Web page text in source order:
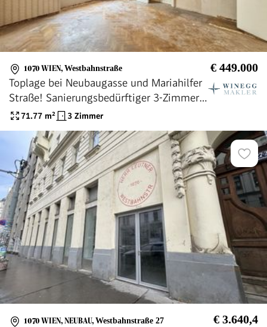
1070 WIEN, Westbahnstraße € 449.000
Toplage bei Neubaugasse und Mariahilfer
Straße! Sanierungsbedürftiger 3-Zimmer-
Altbau im 2. Stock
71.77 m² 3 Zimmer
1070 WIEN, NEUBAU, Westbahnstraße 27 € 3.640,4